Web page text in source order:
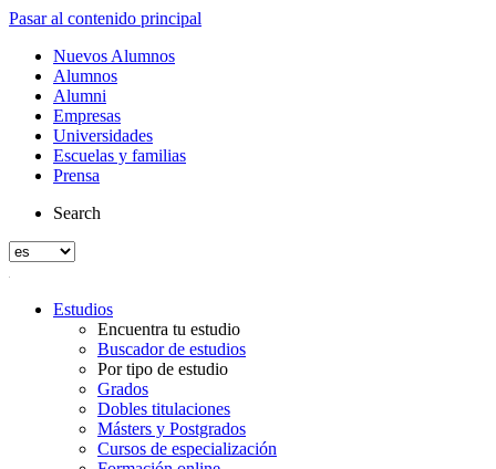
Pasar al contenido principal
Nuevos Alumnos
Alumnos
Alumni
Empresas
Universidades
Escuelas y familias
Prensa
Search
Estudios
Encuentra tu estudio
Buscador de estudios
Por tipo de estudio
Grados
Dobles titulaciones
Másters y Postgrados
Cursos de especialización